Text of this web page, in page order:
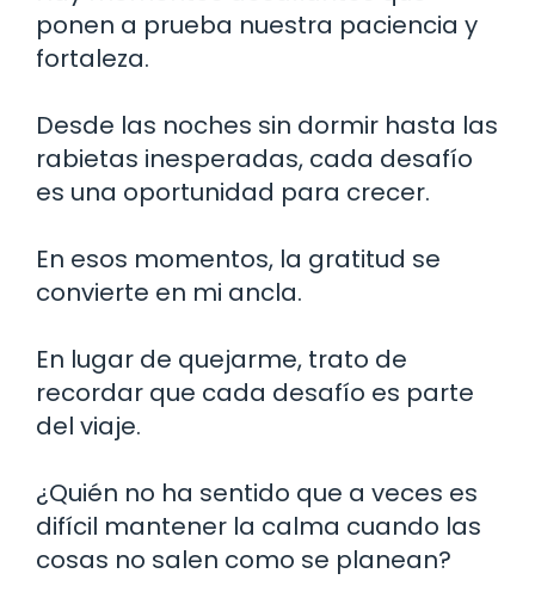
ponen a prueba nuestra paciencia y
fortaleza.
Desde las noches sin dormir hasta las
rabietas inesperadas, cada desafío
es una oportunidad para crecer.
En esos momentos, la gratitud se
convierte en mi ancla.
En lugar de quejarme, trato de
recordar que cada desafío es parte
del viaje.
¿Quién no ha sentido que a veces es
difícil mantener la calma cuando las
cosas no salen como se planean?